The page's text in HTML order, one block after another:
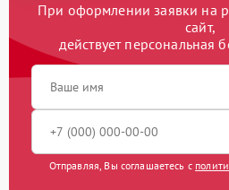
При оформлении заявки на
сайт,
действует персональная
Отправляя, Вы соглашаетесь с